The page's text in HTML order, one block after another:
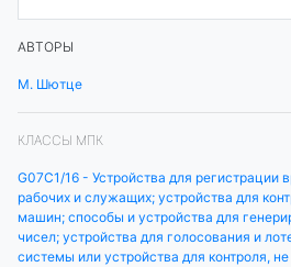
АВТОРЫ
М. Шютце
КЛАССЫ МПК
G07C1/16 - Устройства для регистрации
рабочих и служащих; устройства для
машин; способы и устройства для
чисел; устройства для голосования и
системы или устройства для контроля,